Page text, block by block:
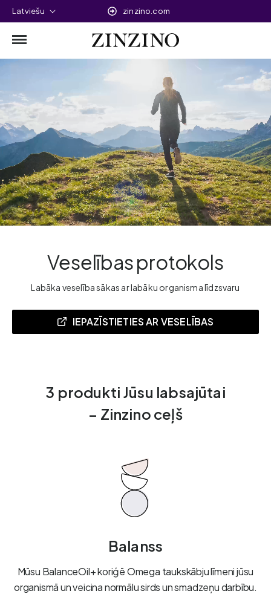
Latviešu zinzino.com
Veselības protokols
Labāka veselība sākas ar labāku organisma līdzsvaru
IEPAZĪSTIETIES AR VESELĪBAS
3 produkti Jūsu labsajūtai
– Zinzino ceļš
Balanss
Mūsu BalanceOil+ koriģē Omega taukskābju līmeni jūsu
organismā un veicina normālu sirds un smadzeņu darbību.